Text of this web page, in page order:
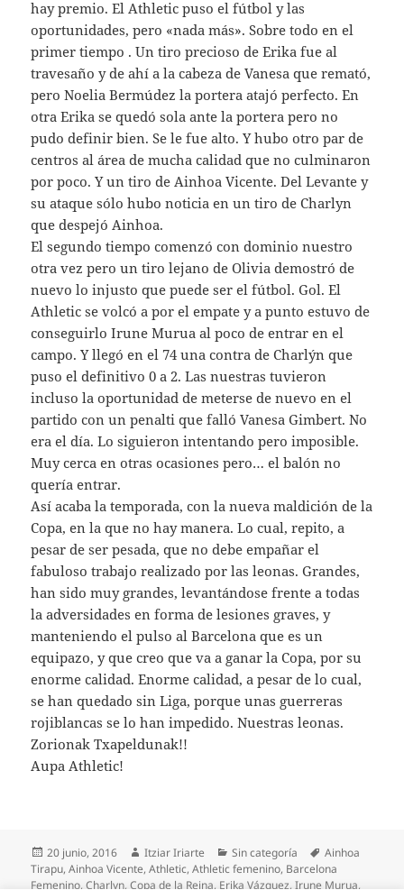
hay premio. El Athletic puso el fútbol y las
oportunidades, pero «nada más». Sobre todo en el
primer tiempo . Un tiro precioso de Erika fue al
travesaño y de ahí a la cabeza de Vanesa que remató,
pero Noelia Bermúdez la portera atajó perfecto. En
otra Erika se quedó sola ante la portera pero no
pudo definir bien. Se le fue alto. Y hubo otro par de
centros al área de mucha calidad que no culminaron
por poco. Y un tiro de Ainhoa Vicente. Del Levante y
su ataque sólo hubo noticia en un tiro de Charlyn
que despejó Ainhoa.
El segundo tiempo comenzó con dominio nuestro
otra vez pero un tiro lejano de Olivia demostró de
nuevo lo injusto que puede ser el fútbol. Gol. El
Athletic se volcó a por el empate y a punto estuvo de
conseguirlo Irune Murua al poco de entrar en el
campo. Y llegó en el 74 una contra de Charlýn que
puso el definitivo 0 a 2. Las nuestras tuvieron
incluso la oportunidad de meterse de nuevo en el
partido con un penalti que falló Vanesa Gimbert. No
era el día. Lo siguieron intentando pero imposible.
Muy cerca en otras ocasiones pero… el balón no
quería entrar.
Así acaba la temporada, con la nueva maldición de la
Copa, en la que no hay manera. Lo cual, repito, a
pesar de ser pesada, que no debe empañar el
fabuloso trabajo realizado por las leonas. Grandes,
han sido muy grandes, levantándose frente a todas
la adversidades en forma de lesiones graves, y
manteniendo el pulso al Barcelona que es un
equipazo, y que creo que va a ganar la Copa, por su
enorme calidad. Enorme calidad, a pesar de lo cual,
se han quedado sin Liga, porque unas guerreras
rojiblancas se lo han impedido. Nuestras leonas.
Zorionak Txapeldunak!!
Aupa Athletic!
Publicado
el
20 junio, 2016 Autor
Itziar Iriarte Categorías
Sin categoría Etiquetas
Ainhoa
Tirapu,Ainhoa Vicente,Athletic,Athletic femenino, Barcelona
Femenino,Charlyn,Copa de la Reina, Erika Vázquez,Irune Murua,